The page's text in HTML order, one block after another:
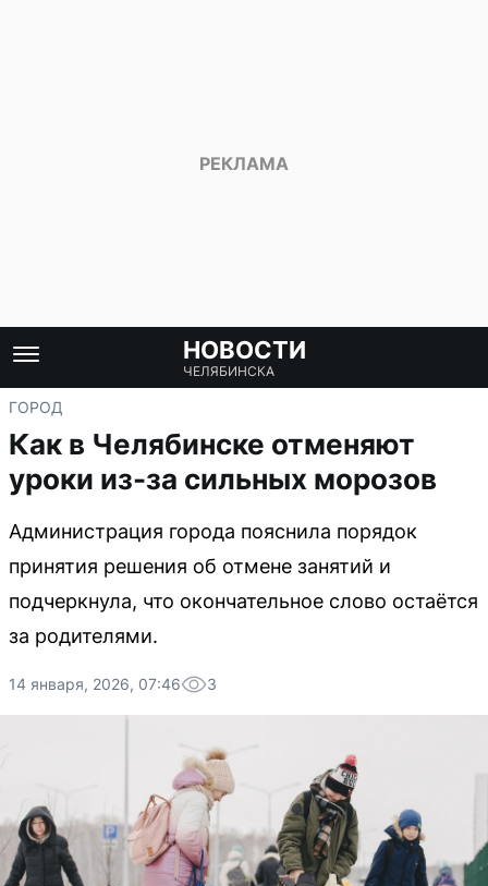
НОВОСТИ
ЧЕЛЯБИНСКА
ГОРОД
Как в Челябинске отменяют
уроки из-за сильных морозов
Администрация города пояснила порядок
принятия решения об отмене занятий и
подчеркнула, что окончательное слово остаётся
за родителями.
14 января, 2026, 07:46 3